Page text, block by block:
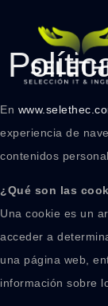
En
experiencia de
contenidos
¿Qué son las
Una cookie es un
acceder a
una página web,
información sobre